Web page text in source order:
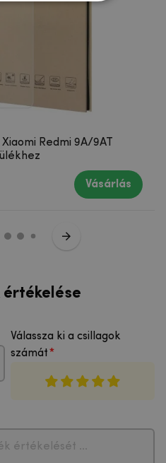
Redmi 9A/9AT
Vásárlás
értékelése
Válassza ki a csillagok
számát